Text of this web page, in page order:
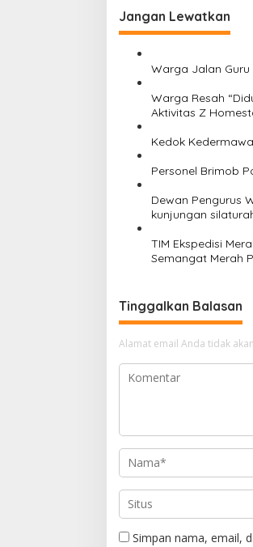
y
?
g
a
i
p
s
Jangan Lewatkan
Warga Jalan Guru
Warga Resah
Aktivitas Z
Kedok
Personel Brimob
Dewan Pengurus
kunjungan
TIM Ekspedisi
Semangat Merah
Tinggalkan Balasan
Alamat email Anda tidak
Simpan nama, email,